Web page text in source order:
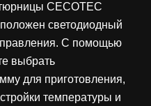
CECOTEC
светодиодный
С помощью
выбрать
для приготовления,
температуры и